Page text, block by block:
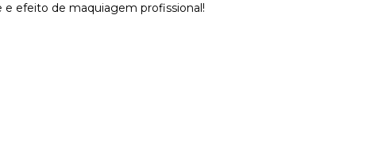
e efeito de maquiagem profissional!